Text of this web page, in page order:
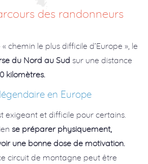
des randonneurs
chemin le plus difficile d’Europe », le
du Nord au Sud sur une distance
kilomètres.
en Europe
exigeant et difficile pour certains.
se préparer physiquement,
une bonne dose de motivation.
circuit de montagne peut être